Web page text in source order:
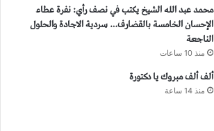
محمد عبد الله الشيخ يكتب في نصف رأي: نفرة عطاء
الإحسان الخامسة بالقضارف… سردية الاجادة والحلول
الناجعة
منذ 10 ساعات
ألف ألف مبروك يا دكتورة
منذ 14 ساعة